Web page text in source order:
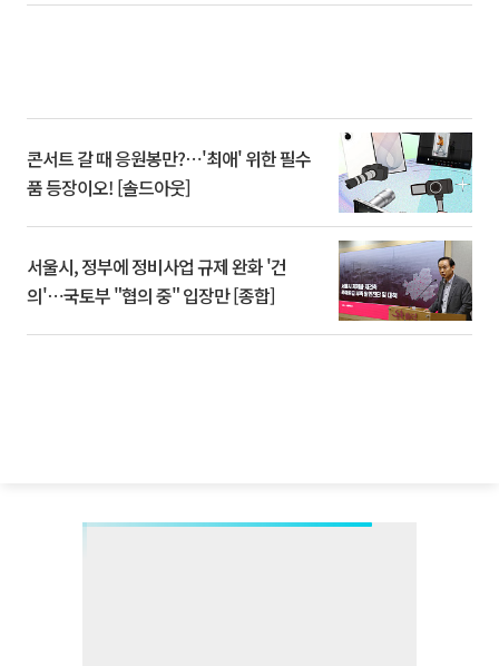
콘서트 갈 때 응원봉만?⋯'최애' 위한 필수
품 등장이오! [솔드아웃]
서울시, 정부에 정비사업 규제 완화 '건
의'⋯국토부 "협의 중" 입장만 [종합]